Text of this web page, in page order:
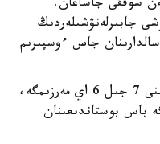
سوققى جاساعان.
جابىرلەنۋشىلەردىڭ
جاس ءوسپىرىم
پروكۋرور سوتتان نەگىزگى ايىپتالۋشىنى 7 جىل 6 اي مەرزىمگە،
4 اي مەرزىمگە باس بوستاندىعىنان